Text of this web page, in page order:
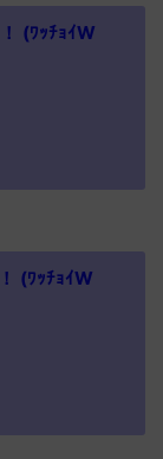
(ﾜｯﾁｮｲW
(ﾜｯﾁｮｲW